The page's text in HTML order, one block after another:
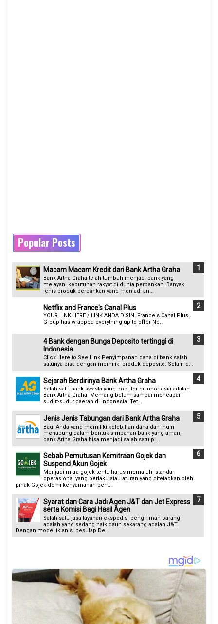
Popular Posts
Macam Macam Kredit dari Bank Artha Graha
Bank Artha Graha telah tumbuh menjadi bank yang
melayani kebutuhan rakyat di dunia perbankan. Banyak
jenis produk perbankan yang menjadi an...
Netflix and France's Canal Plus
YOUR LINK HERE / LINK ANDA DISINI France's Canal Plus
Group has wrapped everything up to offer Ne...
4 Bank dengan Bunga Deposito tertinggi di
Indonesia
Click Here to See Link Penyimpanan dana di bank salah
satunya bisa dengan memiliki produk deposito. Selain d...
Sejarah Berdirinya Bank Artha Graha
Salah satu bank swasta yang populer di Indonesia adalah
Bank Artha Graha. Memang belum sampai mencapai
sudut-sudut daerah di Indonesia. Tet...
Jenis Jenis Tabungan dari Bank Artha Graha
Bagi Anda yang memiliki kelebihan dana dan ingin
menabung dalam bentuk simpanan bank yang aman,
bank Artha Graha bisa menjadi salah satu pi...
Sebab Pemutusan Kemitraan Gojek dan
Suspend Akun Gojek
Menjadi mitra gojek tentu harus mematuhi standar
operasional yang berlaku atau aturan yang ditetapkan oleh
pihak Gojek demi kenyamanan pen...
Syarat dan Cara Jadi Agen J&T dan Jet Express
serta Komisi Bagi Hasil Agen
Salah satu jasa layanan ekspedisi pengiriman barang
adalah yang sedang naik daun sekarang adalah J&T.
Dengan model iklan si pesulap De...